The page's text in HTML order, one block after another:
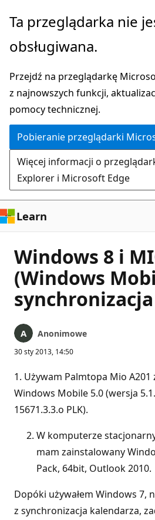
Przejdź
głównej
Ta przeglądarka nie
obsługiwana.
Przejdź na przeglądarkę
z najnowszych funkcji,
pomocy technicznej.
Pobieranie przeglądarki
Więcej informacji o
Explorer i Microsoft Edge
Learn
Windows 8 i
(Windows
Anonimowe
30 sty 2013, 14:50
1. Używam Palmtopa Mio A201
Windows Mobile 5.0 (wersja
15671.3.3.o PLK).
W komputerze
mam zainstalowany
Pack, 64bit, Outlook 2010.
Dopóki używałem Windows 7,
z synchronizacja kalendarza,